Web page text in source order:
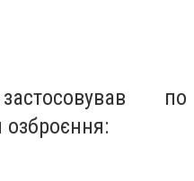
по
озброєння: